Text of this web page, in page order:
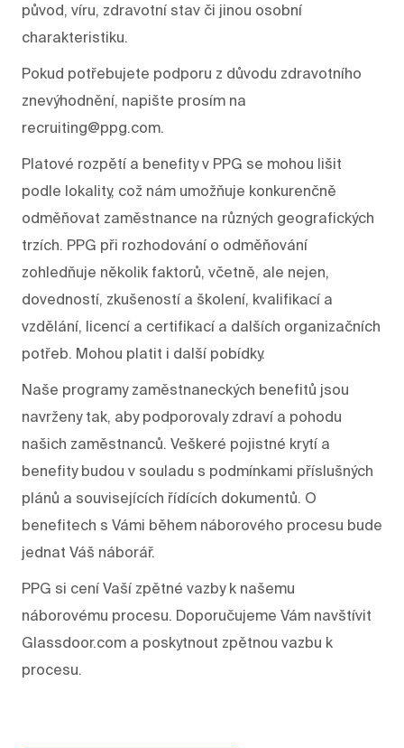
původ, víru, zdravotní stav či jinou osobní
charakteristiku.
Pokud potřebujete podporu z důvodu zdravotního
znevýhodnění, napište prosím na
recruiting@ppg.com.
Platové rozpětí a benefity v PPG se mohou lišit
podle lokality, což nám umožňuje konkurenčně
odměňovat zaměstnance na různých geografických
trzích. PPG při rozhodování o odměňování
zohledňuje několik faktorů, včetně, ale nejen,
dovedností, zkušeností a školení, kvalifikací a
vzdělání, licencí a certifikací a dalších organizačních
potřeb. Mohou platit i další pobídky.
Naše programy zaměstnaneckých benefitů jsou
navrženy tak, aby podporovaly zdraví a pohodu
našich zaměstnanců. Veškeré pojistné krytí a
benefity budou v souladu s podmínkami příslušných
plánů a souvisejících řídících dokumentů. O
benefitech s Vámi během náborového procesu bude
jednat Váš náborář.
PPG si cení Vaší zpětné vazby k našemu
náborovému procesu. Doporučujeme Vám navštívit
Glassdoor.com a poskytnout zpětnou vazbu k
procesu.